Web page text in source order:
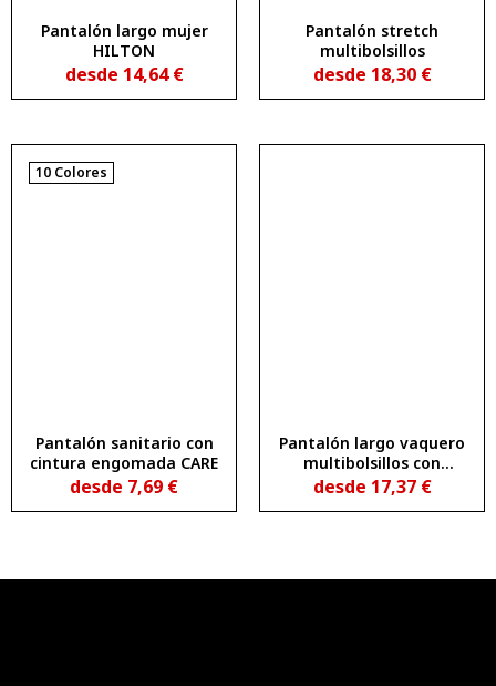
Pantalón largo mujer
HILTON
desde 14,64€
Pantalón stretch
multibolsillos
desde 18,30 €
10 Colores
Pantalón sanitario con
cintura engomada CARE
desde 7,69 €
Pantalón largo vaquero
multibolsillos con
costuras laterales
ligeramente
desde 17,37 €